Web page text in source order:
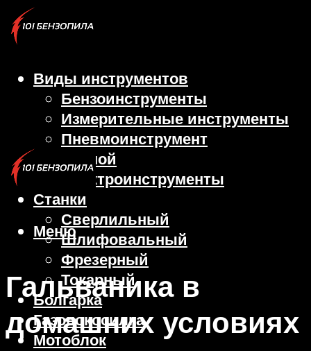
Виды инструментов
Бензоинструменты
Измерительные инструменты
Пневмоинструмент
Ручной
Электроинструменты
Станки
Сверлильный
Шлифовальный
Фрезерный
Токарный
Болгарка
Газонокосилка
Мотоблок
Меню
Гальваника в
домашних условиях